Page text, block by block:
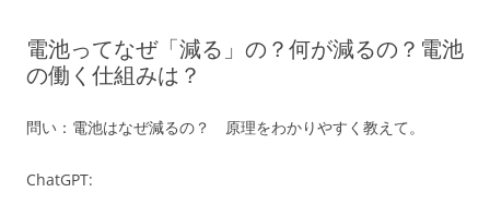
電池ってなぜ「減る」の？何が減るの？電池
の働く仕組みは？
問い：電池はなぜ減るの？ 原理をわかりやすく教えて。
ChatGPT: